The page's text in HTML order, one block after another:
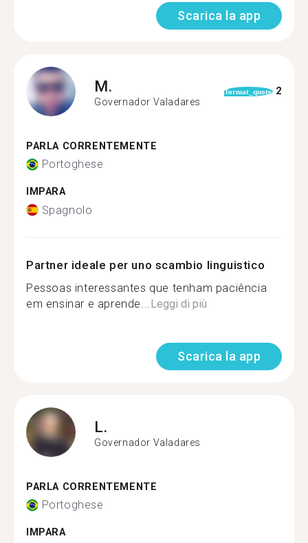
Scarica la app
M.
Governador Valadares
format_quote 2
PARLA CORRENTEMENTE
Portoghese
IMPARA
Spagnolo
Partner ideale per uno scambio linguistico
Pessoas interessantes que tenham paciência
em ensinar e aprende... Leggi di più
Scarica la app
L.
Governador Valadares
PARLA CORRENTEMENTE
Portoghese
IMPARA